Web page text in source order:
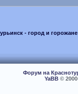
- город и горожане
Форум на
YaBB©